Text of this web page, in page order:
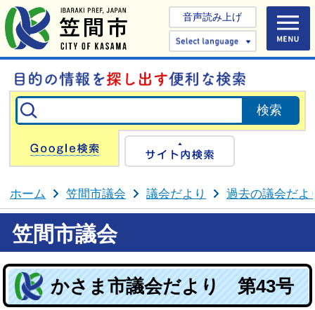
音声読み上げ
Select
Google検索
ホーム 笠間市議会 議会だより 過去の議会だよ
笠間市議会
かさま市議会だより 第43号